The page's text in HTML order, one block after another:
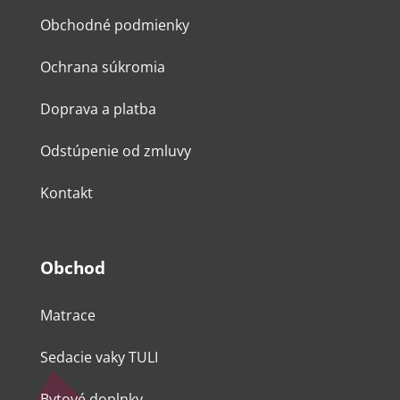
Obchodné podmienky
Ochrana súkromia
Doprava a platba
Odstúpenie od zmluvy
Kontakt
Obchod
Matrace
Sedacie vaky TULI